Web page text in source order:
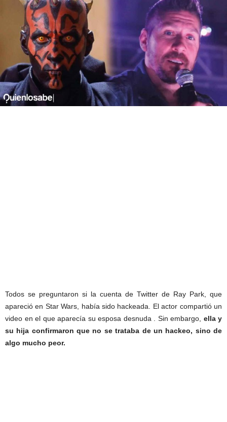
Todos se preguntaron si la cuenta de Twitter de Ray Park, que
apareció en Star Wars, había sido hackeada. El actor compartió un
video en el que aparecía su esposa desnuda . Sin embargo, ella y
su hija confirmaron que no se trataba de un hackeo, sino de
algo mucho peor.